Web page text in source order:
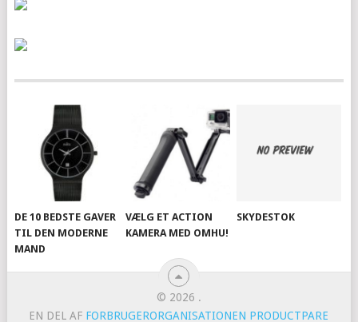
DE 10 BEDSTE GAVER
TIL DEN MODERNE
MAND
VÆLG ET ACTION
KAMERA MED OMHU!
SKYDESTOK
© 2026 .
EN DEL AF FORBRUGERORGANISATIONEN PRODUCTPARE